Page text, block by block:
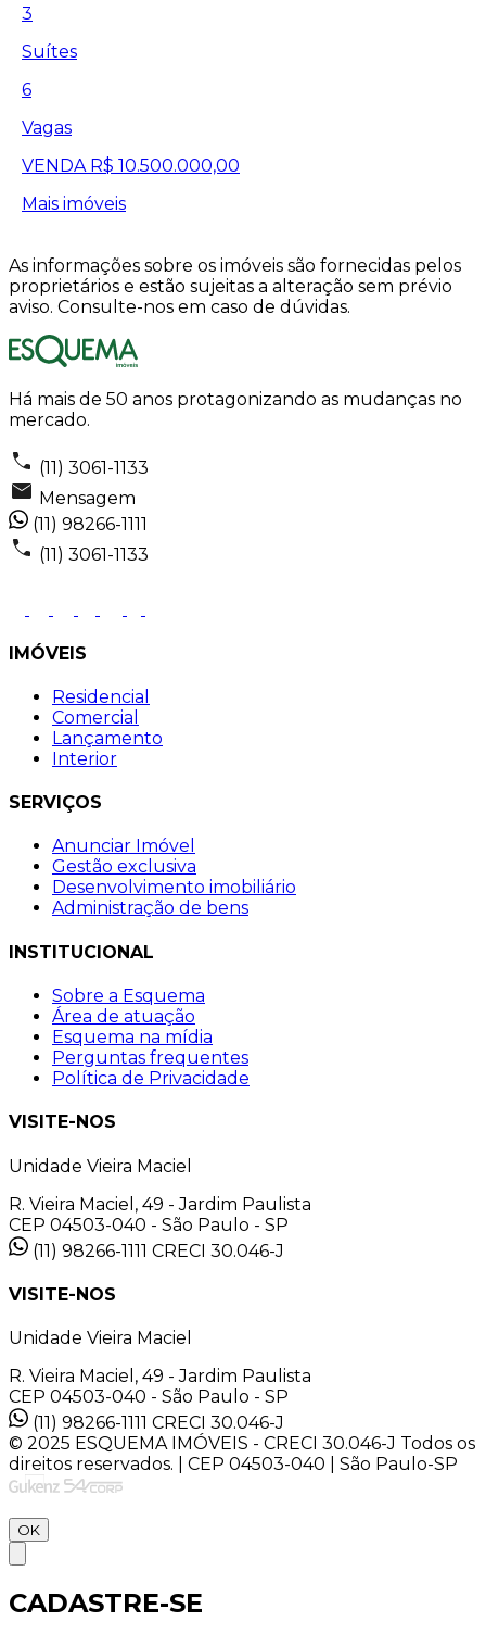
3
Suítes
6
Vagas
VENDA R$ 10.500.000,00
Mais imóveis
As informações sobre os imóveis são fornecidas pelos
proprietários e estão sujeitas a alteração sem prévio
aviso. Consulte-nos em caso de dúvidas.
Há mais de 50 anos protagonizando as mudanças no
mercado.
(11) 3061-1133
Mensagem
(11) 98266-1111
(11) 3061-1133
IMÓVEIS
Residencial
Comercial
Lançamento
Interior
SERVIÇOS
Anunciar Imóvel
Gestão exclusiva
Desenvolvimento imobiliário
Administração de bens
INSTITUCIONAL
Sobre a Esquema
Área de atuação
Esquema na mídia
Perguntas frequentes
Política de Privacidade
VISITE-NOS
Unidade Vieira Maciel
R. Vieira Maciel, 49 - Jardim Paulista
CEP 04503-040 - São Paulo - SP
(11) 98266-1111 CRECI 30.046-J
VISITE-NOS
Unidade Vieira Maciel
R. Vieira Maciel, 49 - Jardim Paulista
CEP 04503-040 - São Paulo - SP
(11) 98266-1111 CRECI 30.046-J
© 2025 ESQUEMA IMÓVEIS - CRECI 30.046-J Todos os
direitos reservados. | CEP 04503-040 | São Paulo-SP
OK
CADASTRE-SE